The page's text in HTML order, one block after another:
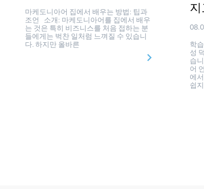
마케도니아어 집에서 배우는 방법: 팁과
조언 소개: 마케도니아어를 집에서 배우
는 것은 특히 비즈니스를 처음 접하는 분
들에게는 벅찬 일처럼 느껴질 수 있습니
다. 하지만 올바른
학
성
습
어
에
쉽지